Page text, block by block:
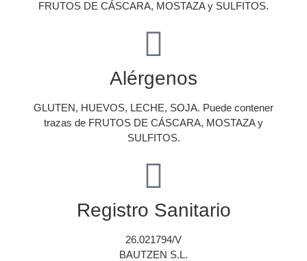
FRUTOS DE CÁSCARA, MOSTAZA y SULFITOS.
Alérgenos
GLUTEN, HUEVOS, LECHE, SOJA. Puede contener
trazas de FRUTOS DE CÁSCARA, MOSTAZA y
SULFITOS.
Registro Sanitario
26.021794/V
BAUTZEN S.L.